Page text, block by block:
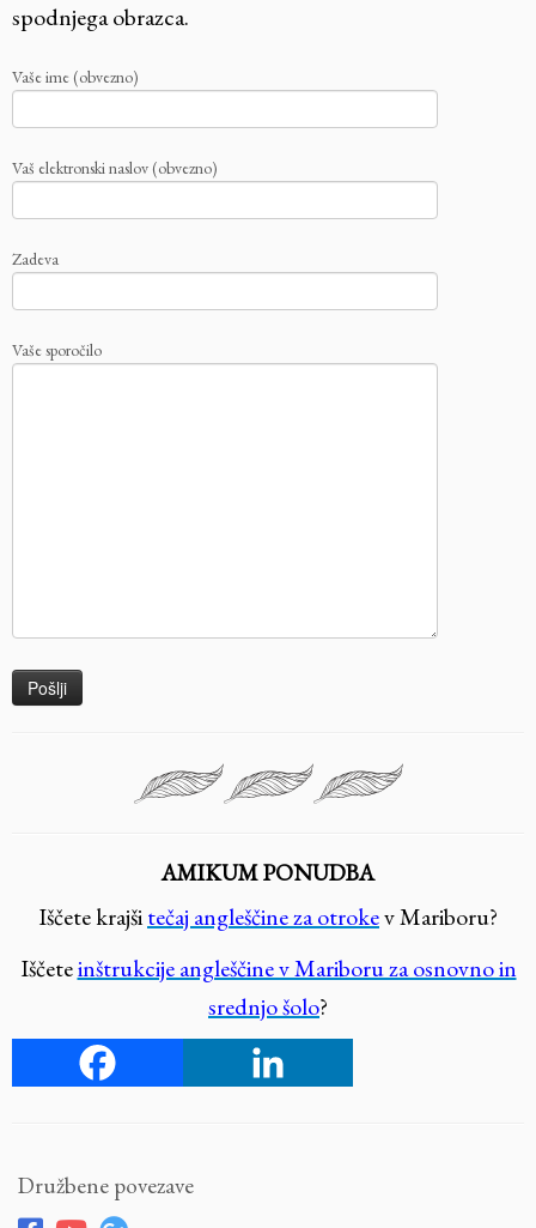
spodnjega obrazca.
Vaše ime (obvezno)
Vaš elektronski naslov (obvezno)
Zadeva
Vaše sporočilo
AMIKUM PONUDBA
Iščete krajšitečaj angleščine za otrokev Mariboru?
Iščeteinštrukcije angleščine v Mariboru za osnovno in
srednjo šolo?
Družbene povezave